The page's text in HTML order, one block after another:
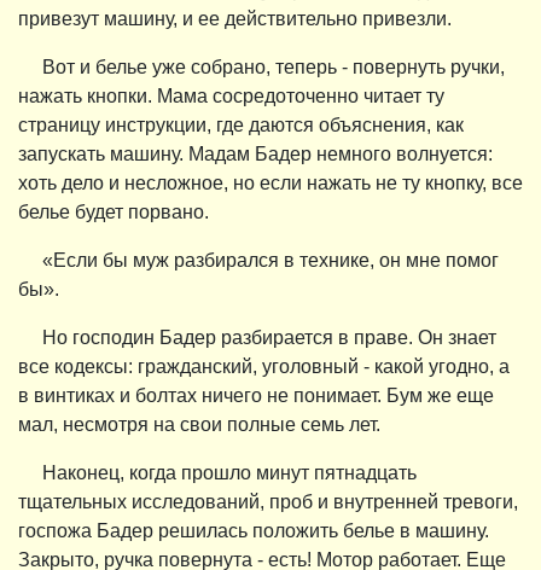
привезут машину, и ее действительно привезли.
Вот и белье уже собрано, теперь - повернуть ручки,
нажать кнопки. Мама сосредоточенно читает ту
страницу инструкции, где даются объяснения, как
запускать машину. Мадам Бадер немного волнуется:
хоть дело и несложное, но если нажать не ту кнопку, все
белье будет порвано.
«Если бы муж разбирался в технике, он мне помог
бы».
Но господин Бадер разбирается в праве. Он знает
все кодексы: гражданский, уголовный - какой угодно, а
в винтиках и болтах ничего не понимает. Бум же еще
мал, несмотря на свои полные семь лет.
Наконец, когда прошло минут пятнадцать
тщательных исследований, проб и внутренней тревоги,
госпожа Бадер решилась положить белье в машину.
Закрыто, ручка повернута - есть! Мотор работает. Еще